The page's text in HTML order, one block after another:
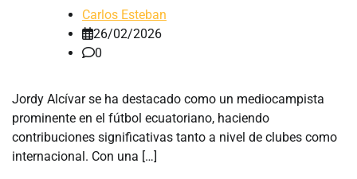
Carlos Esteban
26/02/2026
0
Jordy Alcívar se ha destacado como un mediocampista
prominente en el fútbol ecuatoriano, haciendo
contribuciones significativas tanto a nivel de clubes como
internacional. Con una […]